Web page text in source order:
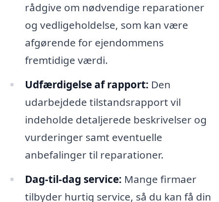
rådgive om nødvendige reparationer
og vedligeholdelse, som kan være
afgørende for ejendommens
fremtidige værdi.
Udfærdigelse af rapport: Den
udarbejdede tilstandsrapport vil
indeholde detaljerede beskrivelser og
vurderinger samt eventuelle
anbefalinger til reparationer.
Dag-til-dag service: Mange firmaer
tilbyder hurtig service, så du kan få din